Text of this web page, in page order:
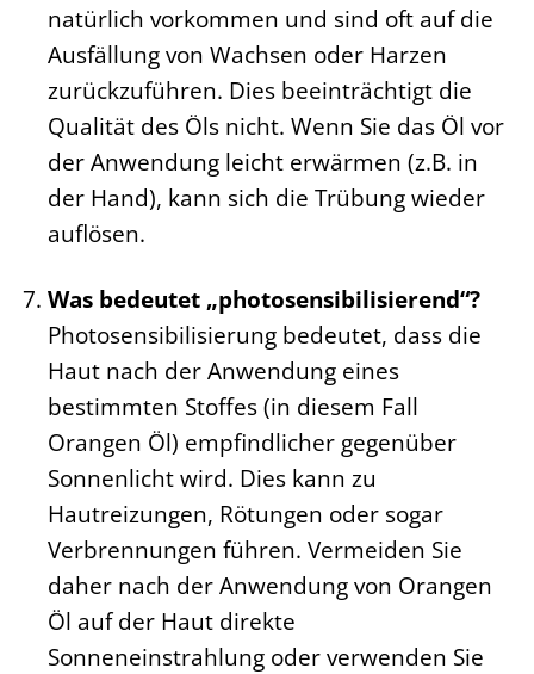
natürlich vorkommen und sind oft auf die
Ausfällung von Wachsen oder Harzen
zurückzuführen. Dies beeinträchtigt die
Qualität des Öls nicht. Wenn Sie das Öl vor
der Anwendung leicht erwärmen (z.B. in
der Hand), kann sich die Trübung wieder
auflösen.
Was bedeutet „photosensibilisierend“?
Photosensibilisierung bedeutet, dass die
Haut nach der Anwendung eines
bestimmten Stoffes (in diesem Fall
Orangen Öl) empfindlicher gegenüber
Sonnenlicht wird. Dies kann zu
Hautreizungen, Rötungen oder sogar
Verbrennungen führen. Vermeiden Sie
daher nach der Anwendung von Orangen
Öl auf der Haut direkte
Sonneneinstrahlung oder verwenden Sie